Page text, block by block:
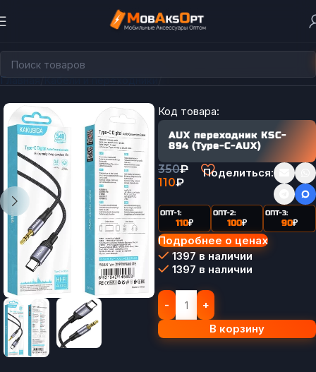
Главная Кабели и переходники Переходники
Код товара:
AUX переходник KSC-
894 (Type-C-AUX)
350₽
110₽
Поделиться:
ОПТ-1:
110₽
ОПТ-2:
100₽
ОПТ-3:
90₽
Подробнее о ценах
1397 в наличии
1397 в наличии
В корзину